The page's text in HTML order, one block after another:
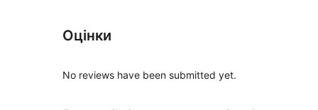
Оцінки
No reviews have been submitted yet.